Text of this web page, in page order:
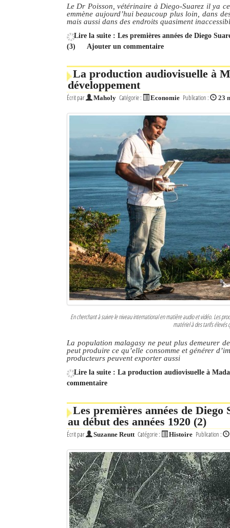
L'actualité du tourisme
Les Petites Annonces
La Tribune de Diego en PDF
Identifiant oublié ?
Mot de passe oublié ?
Le Dr Poisson, vétérinaire à Diego-Suarez il ya
emmène aujourd’hui beaucoup plus loin, dans
mais aussi dans des endroits quasiment
Lire la suite : Les premières années de Diego
(3)
Ajouter un commentaire
La production audiovisuelle à
développement
Écrit par Maholy Catégorie : Economie Publication : 23
En cherchant à suivre le niveau international en matière audio et vidéo. Les
matériel à des tarifs
La population malagasy ne peut plus demeurer
peut produire ce qu’elle consomme et générer
producteurs peuvent exporter aussi
Lire la suite : La production audiovisuelle à
commentaire
Les premières années de
au début des années 1920 (2)
Écrit par Suzanne Reutt Catégorie : Histoire Publication :